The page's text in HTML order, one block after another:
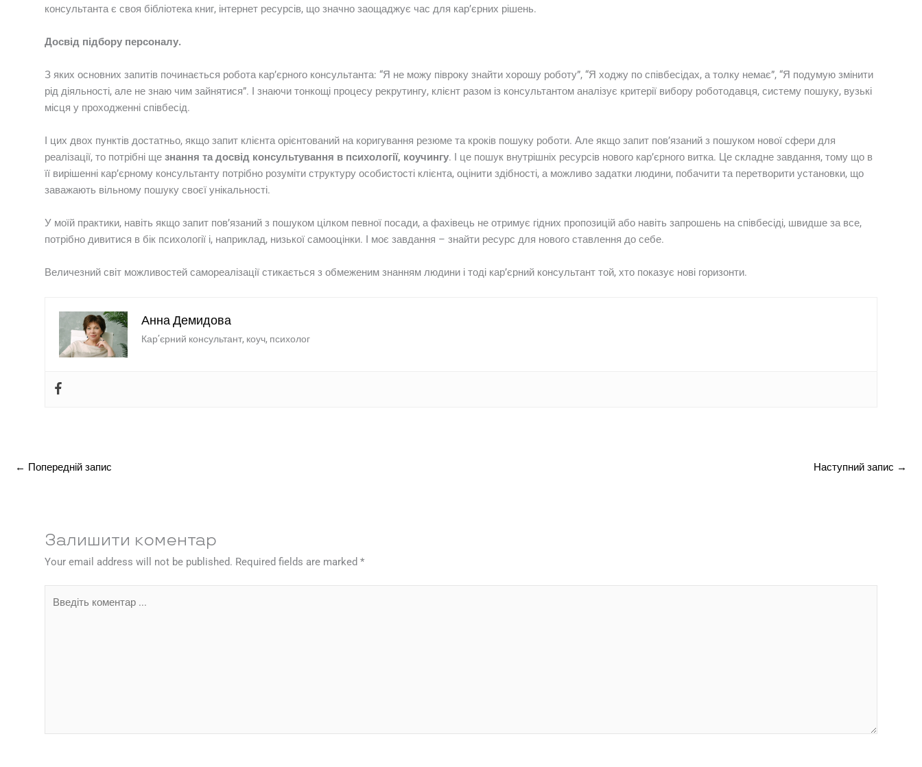
консультанта є своя бібліотека книг, інтернет ресурсів, що значно заощаджує час для кар’єрних рішень.
Досвід підбору персоналу.
З яких основних запитів починається робота кар’єрного консультанта: “Я не можу півроку знайти хорошу роботу”, “Я ходжу по співбесідах, а толку немає”, “Я подумую змінити
рід діяльності, але не знаю чим зайнятися”. І знаючи тонкощі процесу рекрутингу, клієнт разом із консультантом аналізує критерії вибору роботодавця, систему пошуку, вузькі
місця у проходженні співбесід.
І цих двох пунктів достатньо, якщо запит клієнта орієнтований на коригування резюме та кроків пошуку роботи. Але якщо запит пов’язаний з пошуком нової сфери для
реалізації, то потрібні ще знання та досвід консультування в психології, коучингу. І це пошук внутрішніх ресурсів нового кар’єрного витка. Це складне завдання, тому що в
її вирішенні кар’єрному консультанту потрібно розуміти структуру особистості клієнта, оцінити здібності, а можливо задатки людини, побачити та перетворити установки, що
заважають вільному пошуку своєї унікальності.
У моїй практики, навіть якщо запит пов’язаний з пошуком цілком певної посади, а фахівець не отримує гідних пропозицій або навіть запрошень на співбесіді, швидше за все,
потрібно дивитися в бік психології і, наприклад, низької самооцінки. І моє завдання – знайти ресурс для нового ставлення до себе.
Величезний світ можливостей самореалізації стикається з обмеженим знанням людини і тоді кар’єрний консультант той, хто показує нові горизонти.
Анна Демидова
Кар’єрний консультант, коуч, психолог
← Попередній запис Наступний запис →
Залишити коментар
Your email address will not be published. Required fields are marked *
коментар